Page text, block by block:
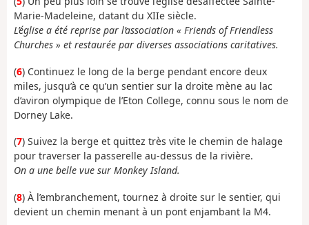
Marie-Madeleine, datant du XIIe siècle.
L’église a été reprise par l’association « Friends of Friendless
Churches » et restaurée par diverses associations caritatives.
(6) Continuez le long de la berge pendant encore deux
miles, jusqu’à ce qu’un sentier sur la droite mène au lac
d’aviron olympique de l’Eton College, connu sous le nom de
Dorney Lake.
(7) Suivez la berge et quittez très vite le chemin de halage
pour traverser la passerelle au-dessus de la rivière.
On a une belle vue sur Monkey Island.
(8) À l’embranchement, tournez à droite sur le sentier, qui
devient un chemin menant à un pont enjambant la M4.